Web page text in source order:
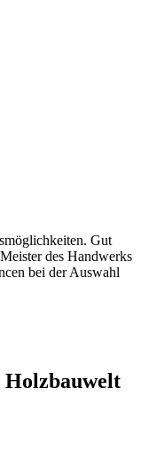
Gut
des Handwerks
bei der Auswahl